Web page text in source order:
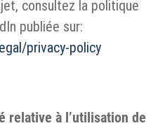
consultez la politique
publiée sur:
privacy-policy
relative à l’utilisation de